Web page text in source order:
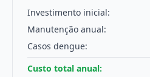
Investimento inicial:
Manutenção anual:
Casos dengue:
Custo total anual: